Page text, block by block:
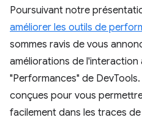
Poursuivant notre
améliorer les outils de
sommes ravis de vous
améliorations de l'interaction
"Performances" de
conçues pour vous
facilement dans les traces